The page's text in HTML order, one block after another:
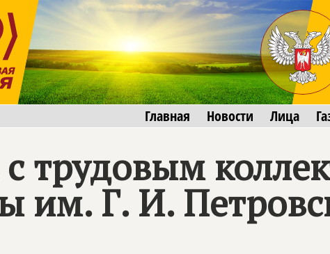
Главная Новости Лица
с трудовым
им. Г. И.